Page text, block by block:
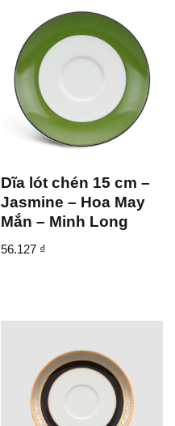
Dĩa lót chén 15 cm –
Jasmine – Hoa May
Mắn – Minh Long
56.127 ₫